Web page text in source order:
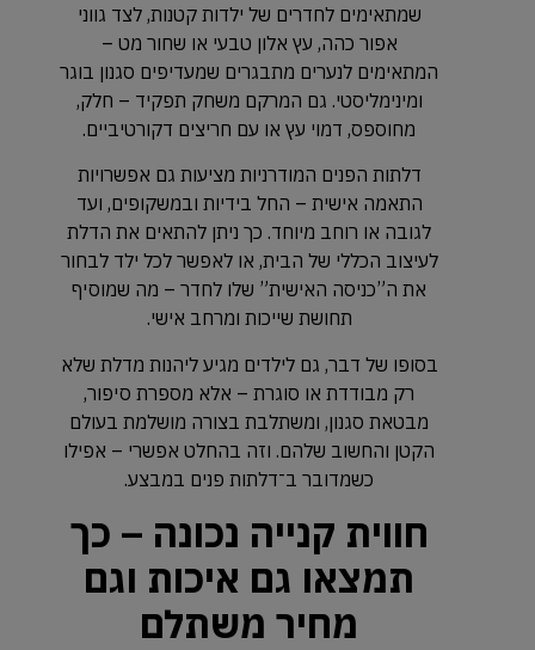
שמתאימים לחדרים של ילדות קטנות, לצד גווני
אפור כהה, עץ אלון טבעי או שחור מט –
המתאימים לנערים מתבגרים שמעדיפים סגנון בוגר
ומינימליסטי. גם המרקם משחק תפקיד – חלק,
מחוספס, דמוי עץ או עם חריצים דקורטיביים.
דלתות הפנים המודרניות מציעות גם אפשרויות
התאמה אישית – החל בידיות ובמשקופים, ועד
לגובה או רוחב מיוחד. כך ניתן להתאים את הדלת
לעיצוב הכללי של הבית, או לאפשר לכל ילד לבחור
את ה”כניסה האישית” שלו לחדר – מה שמוסיף
תחושת שייכות ומרחב אישי.
בסופו של דבר, גם לילדים מגיע ליהנות מדלת שלא
רק מבודדת או סוגרת – אלא מספרת סיפור,
מבטאת סגנון, ומשתלבת בצורה מושלמת בעולם
הקטן והחשוב שלהם. וזה בהחלט אפשרי – אפילו
כשמדובר ב־דלתות פנים במבצע.
חווית קנייה נכונה – כך
תמצאו גם איכות וגם
מחיר משתלם